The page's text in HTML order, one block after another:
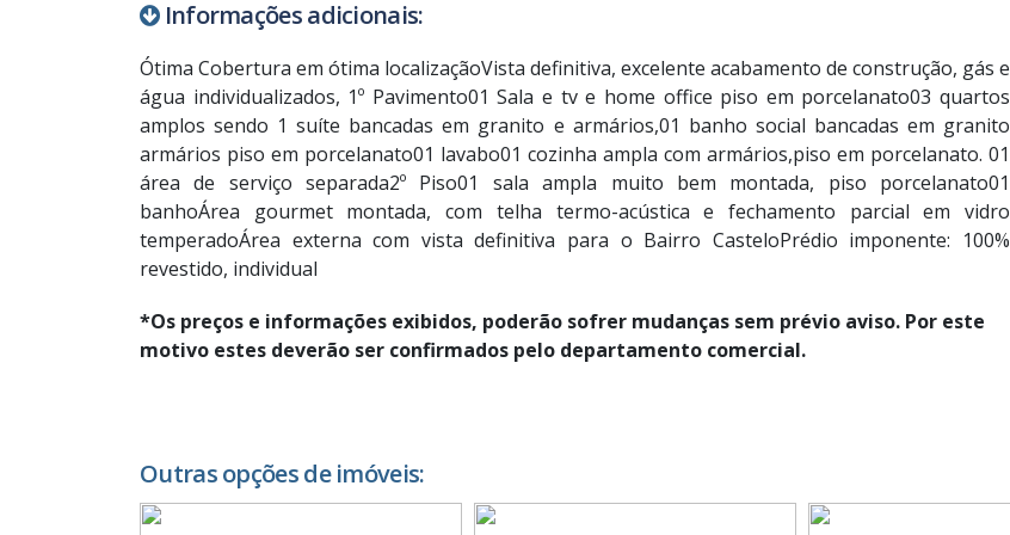
Informações adicionais:
Ótima Cobertura em ótima localizaçãoVista definitiva, excelente acabamento de construção, gás e
água individualizados, 1º Pavimento01 Sala e tv e home office piso em porcelanato03 quartos
amplos sendo 1 suíte bancadas em granito e armários,01 banho social bancadas em granito
armários piso em porcelanato01 lavabo01 cozinha ampla com armários,piso em porcelanato. 01
área de serviço separada2º Piso01 sala ampla muito bem montada, piso porcelanato01
banhoÁrea gourmet montada, com telha termo-acústica e fechamento parcial em vidro
temperadoÁrea externa com vista definitiva para o Bairro CasteloPrédio imponente: 100%
revestido, individual
*Os preços e informações exibidos, poderão sofrer mudanças sem prévio aviso. Por este
motivo estes deverão ser confirmados pelo departamento comercial.
Outras opções de imóveis: